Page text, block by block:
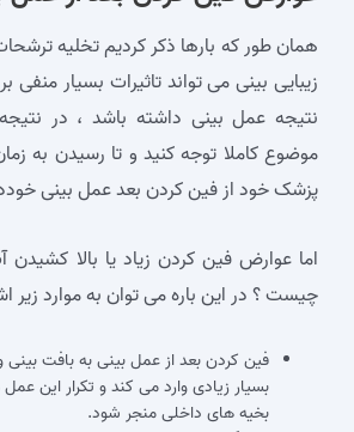
همان طور که بارها ذکر کردیم تخلیه
زیبایی بینی می‌ تواند تاثیرات بسیار منفی
نتیجه عمل بینی داشته باشد ، در
موضوع کاملا توجه کنید و تا رسیدن به
پزشک خود از فین کردن بعد عمل بینی
اما عوارض فین کردن زیاد یا بالا
چیست ؟ در این باره می‌ توان به موارد زیر
فین کردن بعد از عمل بینی به بافت بینی
بسیار زیادی وارد می کند و تکرار این
بخیه های داخلی منجر شود.